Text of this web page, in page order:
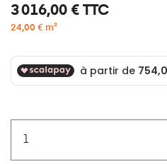
3 016,00 € TTC
24,00 € m²